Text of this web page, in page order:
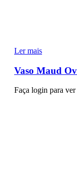
Ler mais
Vaso Maud
Faça login para ver